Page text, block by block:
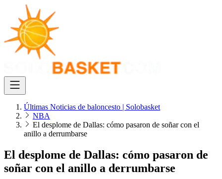
Últimas Noticias de baloncesto | Solobasket
NBA
El desplome de Dallas: cómo pasaron de soñar con el
anillo a derrumbarse
El desplome de Dallas: cómo pasaron de
soñar con el anillo a derrumbarse